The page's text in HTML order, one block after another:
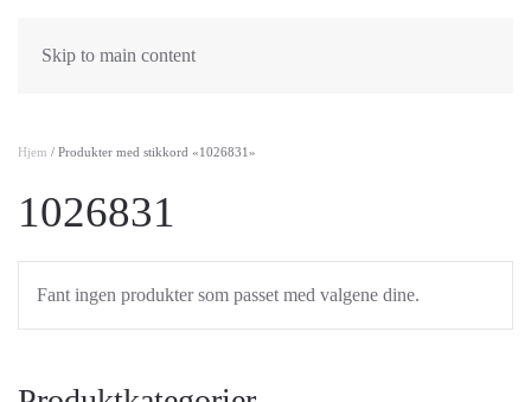
Skip to main content
Hjem / Produkter med stikkord «1026831»
1026831
Fant ingen produkter som passet med valgene dine.